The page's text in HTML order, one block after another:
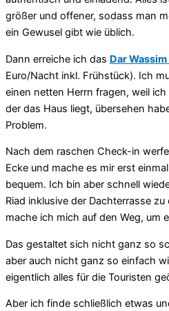
größer und offener, sodass man
ein Gewusel gibt wie üblich.
Dann erreiche ich das Dar Wassim
Euro/Nacht inkl. Frühstück). Ich
einen netten Herrn fragen, weil
der das Haus liegt, übersehen
Problem.
Nach dem raschen Check-in
Ecke und mache es mir erst
bequem. Ich bin aber schnell
Riad inklusive der Dachterrasse
mache ich mich auf den Weg, um
Das gestaltet sich nicht ganz so
aber auch nicht ganz so einfach
eigentlich alles für die Touristen
Aber ich finde schließlich etwas